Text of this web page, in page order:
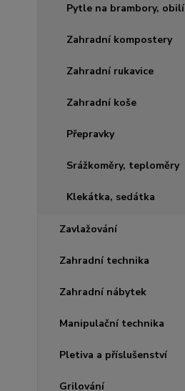
Pytle na brambory, obilí
Zahradní kompostery
Zahradní rukavice
Zahradní koše
Přepravky
Srážkoměry, teploměry
Klekátka, sedátka
Zavlažování
Zahradní technika
Zahradní nábytek
Manipulační technika
Pletiva a příslušenství
Grilování